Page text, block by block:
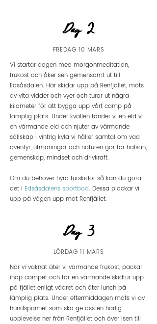
Dag 2
FREDAG 10 MARS
Vi startar dagen med morgonmeditation,
frukost och åker sen gemensamt ut till
Edsåsdalen. Här skidar upp på Renfjället, möts
av vita vidder och vyer och turar ut några
kilometer för att bygga upp vårt camp på
lämplig plats. Under kvällen tänder vi en eld vi
en värmande eld och njuter av värmande
sällskap i vintrig kyla vi håller samtal om vad
äventyr, utmaningar och naturen gör för hälsan,
gemenskap, mindset och drivkraft.
Om du behöver hyra turskidor så kan du göra
det i Edsåsdalens sportbod. Dessa plockar vi
upp på vägen upp mot Renfjället.
Dag 3
LÖRDAG 11 MARS
När vi vaknat äter vi värmande frukost, packar
ihop campet och tar en värmande skidtur upp
på fjället enligt vädret och äter lunch på
lämplig plats. Under eftermiddagen möts vi av
hundspannet som ska ge oss en härlig
upplevelse ner från Renfjället och över isen till